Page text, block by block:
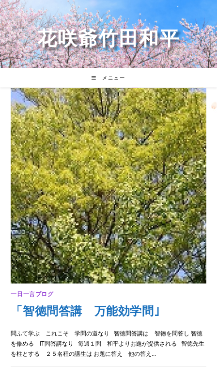
コ
ン
テ
ン
ツ
へ
ス
花咲爺竹田和平
メニュー
一日一言ブログ
「智徳問答講 万能効学問｣
問ふて学ぶ これこそ 学問の道なり 智徳問答講は 智徳を問答し 智徳
を修める IT問答講なり 毎週１問 和平よりお題が提供される 智徳先生
を柱とする ２５名程の講生は お題に答え 他の答え…